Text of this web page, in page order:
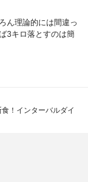
ん理論的には間違っ
3キロ落とすのは簡
！インターバルダイ